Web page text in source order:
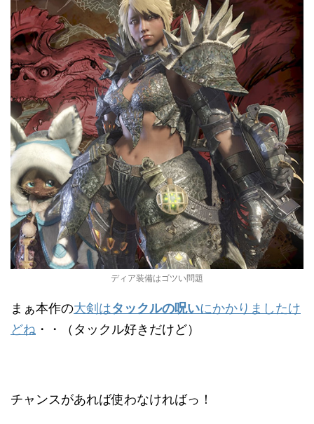
ディア装備はゴツい問題
まぁ本作の大剣はタックルの呪いにかかりましたけ
どね ・・（タックル好きだけど）
チャンスがあれば使わなければっ！